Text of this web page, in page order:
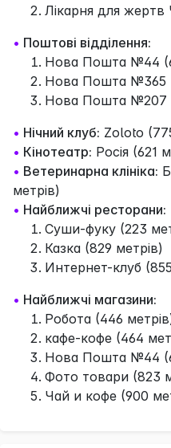
Лікарня для
• Поштові відділення:
Нова Пошта №44
Нова Пошта №365
Нова Пошта №207
• Нічний клуб: Zoloto
• Кінотеатр: Росія (621
• Ветеринарна клініка:
метрів)
• Найближчі ресторани:
Суши-фуку (223
Казка (829 метрів)
Интернет-клуб
• Найближчі магазини:
Робота (446
кафе-кофе (464
Нова Пошта №44
Фото товари (823
Чай и кофе (900